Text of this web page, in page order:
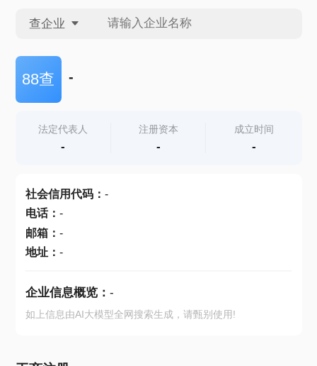
查企业
查企业
查产地
88查 -
法定代表人
-
注册资本
-
成立时间
-
社会信用代码： -
电话： -
邮箱： -
地址： -
企业信息概览： -
如上信息由AI大模型全网搜索生成，请甄别使用!